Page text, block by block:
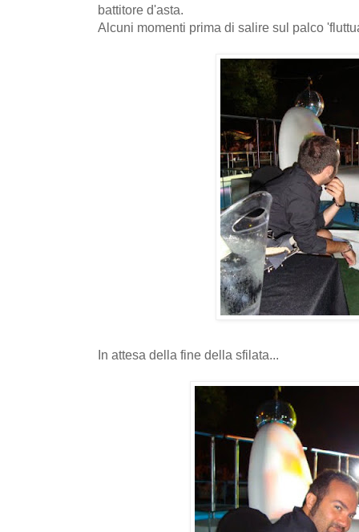
battitore d'asta.
Alcuni momenti prima di salire sul palco
In attesa della fine della sfilata...